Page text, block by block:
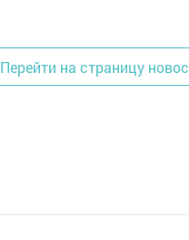
Перейти на страницу